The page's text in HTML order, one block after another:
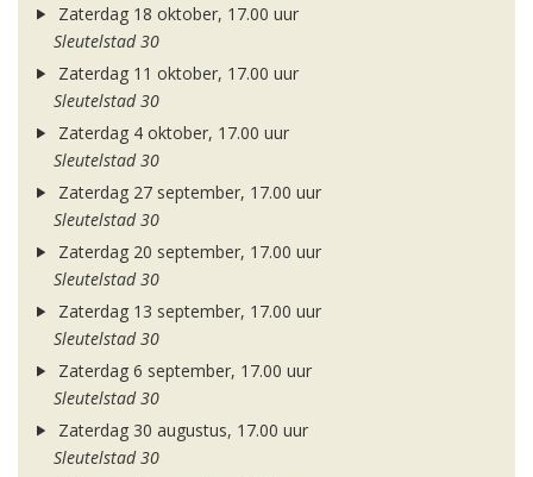
Zaterdag 18 oktober, 17.00 uur
Sleutelstad 30
Zaterdag 11 oktober, 17.00 uur
Sleutelstad 30
Zaterdag 4 oktober, 17.00 uur
Sleutelstad 30
Zaterdag 27 september, 17.00 uur
Sleutelstad 30
Zaterdag 20 september, 17.00 uur
Sleutelstad 30
Zaterdag 13 september, 17.00 uur
Sleutelstad 30
Zaterdag 6 september, 17.00 uur
Sleutelstad 30
Zaterdag 30 augustus, 17.00 uur
Sleutelstad 30